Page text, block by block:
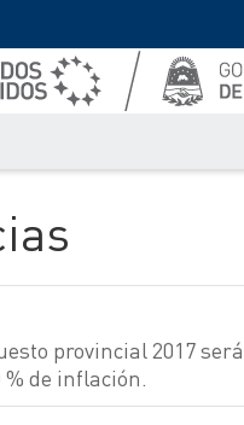
provincial 2017
% de inflación.